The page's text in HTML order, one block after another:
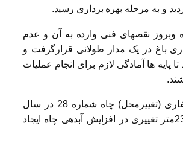
وبروز نقصهای فنی وارده به آن و عدم
باغ در یک مدار طولانی قرارگرفت و
پایه ها آمادگی لازم برای انجام عملیات
انجام عملیات حفاری (تغییرمحل) چاه شماره 28 در سال
1387 با عمق 230متر تغییری در افزایش آبدهی چاه ایجاد